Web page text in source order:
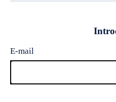
E-mail